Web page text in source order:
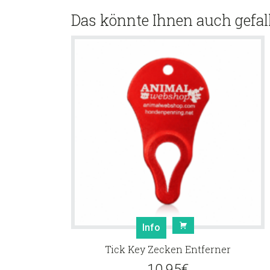
Das könnte Ihnen auch
Info
Tick Key Zecken Entferner